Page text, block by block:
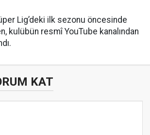
Lig’deki ilk sezonu öncesinde
kulübün resmî YouTube kanalından
KAT